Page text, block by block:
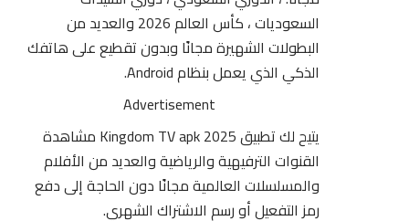
السعوديات ، كأس العالم 2026 والعديد من
البطولات الشهيرة مجانًا وبدون تقطيع على هاتفك
الذكي الذي يعمل بنظام Android.
Advertisement
يتيح لك تطبيق 2025 Kingdom TV apk مشاهدة
القنوات الترفيهية والرياضية والعديد من الأفلام
والمسلسلات العالمية مجانًا دون الحاجة إلىدفع
رمز التفعيل أو رسم الاشتراك الشهري.